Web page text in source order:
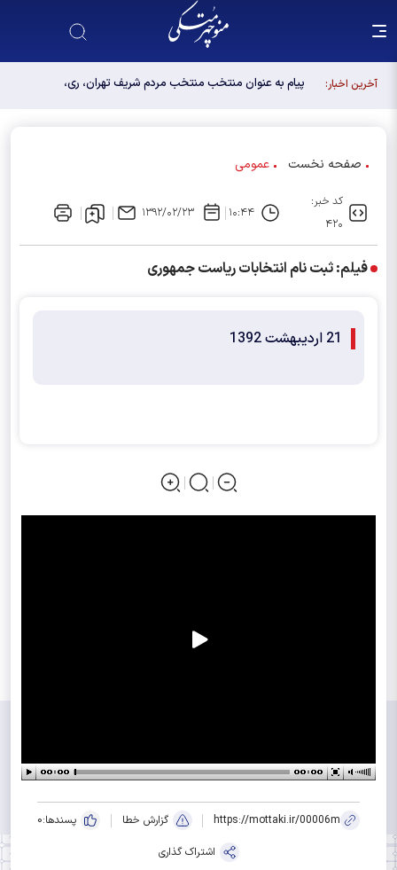
آخرین اخبار:
پیام به عنوان منتخب منتخب مردم شریف تهران، ری،
صفحه نخست عمومی
کد خبر:
۴۲۰
۱۰:۴۴ ۱۳۹۲/۰۲/۲۳
فیلم: ثبت نام انتخابات ریاست جمهوری
21 اردیبهشت 1392
https://mottaki.ir/00006m گزارش خطا پسندها:0
اشتراک گذاری